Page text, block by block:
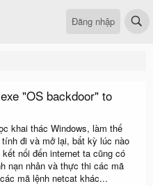
Đăng nhập
"OS backdoor" to
khai thác Windows, làm thế
đi và mở lại, bất kỳ lúc nào
nối đến internet ta cũng có
nạn nhân và thực thi các mã
mã lệnh netcat khác...